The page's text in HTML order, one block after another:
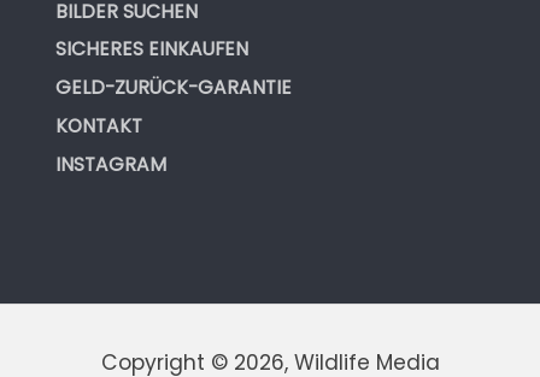
BILDER SUCHEN
SICHERES EINKAUFEN
GELD-ZURÜCK-GARANTIE
KONTAKT
INSTAGRAM
Copyright © 2026, Wildlife Media